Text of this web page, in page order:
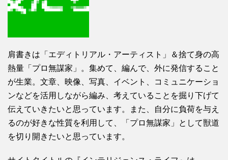
肩書きは「エディトリアル・アーティスト」＆捨て身の高
熱量「プロ無謀家」。集めて、編んで、外に発信すること
が生業。文章、映像、写真、イベント、コミュニケーショ
ンなどを活用しながら編み、考えていることを掘り下げて
伝えていきたいと思っています。また、自分に負荷を与え
るのが好きな性質を利用して、「プロ無謀家」として獣道
を切り開きたいと思っています。